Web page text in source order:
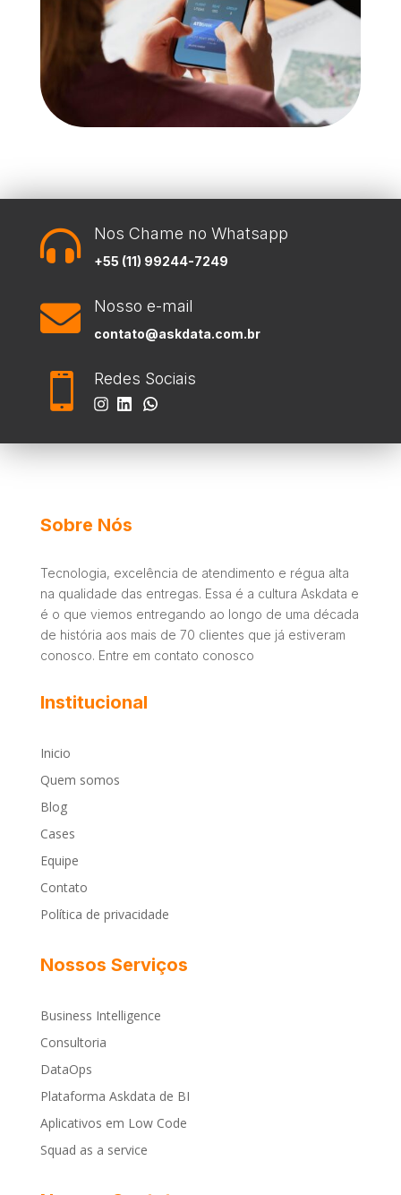
 Nos Chame no Whatsapp
+55 (11) 99244-7249
 Nosso e-mail
contato@askdata.com.br
 Redes Sociais
Sobre Nós
Tecnologia, excelência de atendimento e régua alta
na qualidade das entregas. Essa é a cultura Askdata e
é o que viemos entregando ao longo de uma década
de história aos mais de 70 clientes que já estiveram
conosco. Entre em contato conosco
Institucional
Inicio
Quem somos
Blog
Cases
Equipe
Contato
Política de privacidade
Nossos Serviços
Business Intelligence
Consultoria
DataOps
Plataforma Askdata de BI
Aplicativos em Low Code
Squad as a service